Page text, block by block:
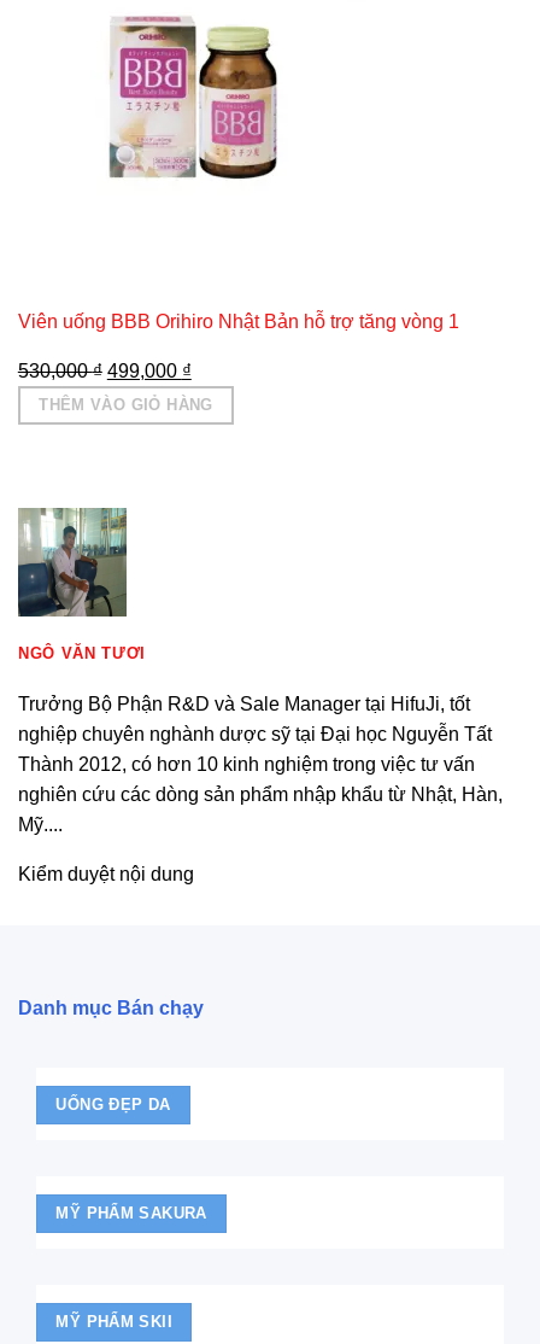
Viên uống BBB Orihiro Nhật Bản hỗ trợ tăng vòng 1
530,000₫ Giá
gốc
là:
499,000 ₫Giá
hiện
tại
THÊM VÀO GIỎ HÀNG
NGÔ VĂN TƯƠI
Trưởng Bộ Phận R&D và Sale Manager tại HifuJi, tốt
nghiệp chuyên nghành dược sỹ tại Đại học Nguyễn Tất
Thành 2012, có hơn 10 kinh nghiệm trong việc tư vấn
nghiên cứu các dòng sản phẩm nhập khẩu từ Nhật, Hàn,
Mỹ....
Kiểm duyệt nội dung
Danh mục Bán chạy
UỐNG ĐẸP DA
MỸ PHẨM SAKURA
MỸ PHẨM SKII